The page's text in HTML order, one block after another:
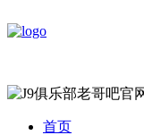
首页